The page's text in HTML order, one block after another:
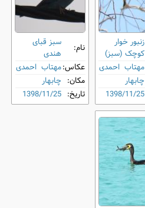
زنبور خوار
کوچک (سبز)
مهتاب احمدی
چابهار
1398/11/25
نام:
سبز قبای
هندی
عکاس:مهتاب احمدی
مکان: چابهار
تاریخ: 1398/11/25